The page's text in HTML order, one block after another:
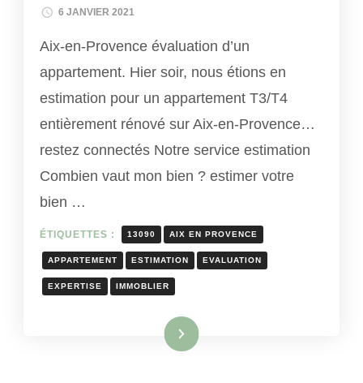
6 JANVIER 2021
Aix-en-Provence évaluation d’un
appartement. Hier soir, nous étions en
estimation pour un appartement T3/T4
entièrement rénové sur Aix-en-Provence…
restez connectés Notre service estimation
Combien vaut mon bien ? estimer votre
bien …
ÉTIQUETTES : 13090 AIX EN PROVENCE
APPARTEMENT ESTIMATION EVALUATION
EXPERTISE IMMOBLIER
Lire la suite